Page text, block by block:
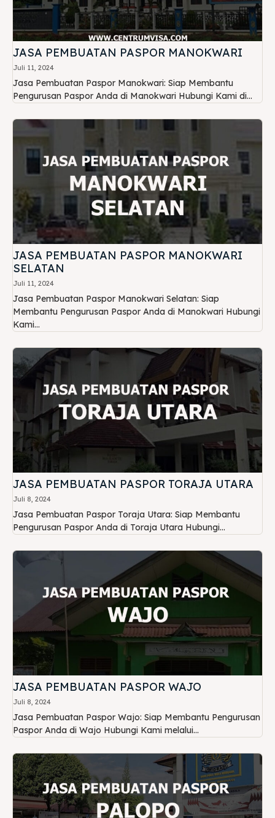
JASA PEMBUATAN PASPOR MANOKWARI
Juli 11, 2024
Jasa Pembuatan Paspor Manokwari: Siap Membantu
Pengurusan Paspor Anda di Manokwari Hubungi Kami di...
JASA PEMBUATAN PASPOR MANOKWARI
SELATAN
Juli 11, 2024
Jasa Pembuatan Paspor Manokwari Selatan: Siap
Membantu Pengurusan Paspor Anda di Manokwari Hubungi
Kami...
JASA PEMBUATAN PASPOR TORAJA UTARA
Juli 8, 2024
Jasa Pembuatan Paspor Toraja Utara: Siap Membantu
Pengurusan Paspor Anda di Toraja Utara Hubungi...
JASA PEMBUATAN PASPOR WAJO
Juli 8, 2024
Jasa Pembuatan Paspor Wajo: Siap Membantu Pengurusan
Paspor Anda di Wajo Hubungi Kami melalui...